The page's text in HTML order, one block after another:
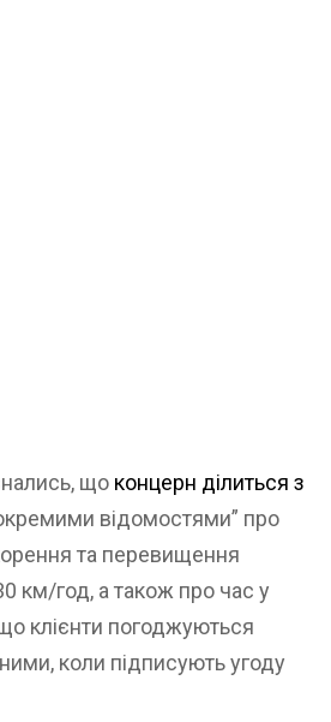
що концерн ділиться з
відомостями” про
та перевищення
км/год, а також про час у
клієнти погоджуються
коли підписують угоду